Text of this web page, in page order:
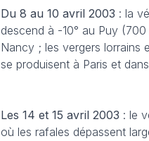
Du 8 au 10 avril 2003 : la
descend à -10° au Puy
Nancy ; les vergers lorrains
se produisent à Paris et
Les 14 et 15 avril 2003 : le
où les rafales dépassent